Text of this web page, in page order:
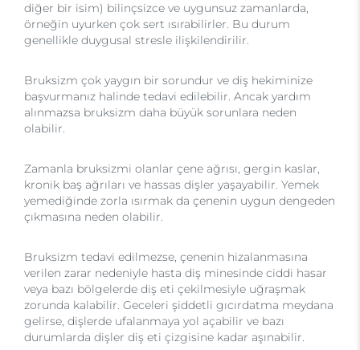
diğer bir isim) bilinçsizce ve uygunsuz zamanlarda,
örneğin uyurken çok sert ısırabilirler. Bu durum
genellikle duygusal stresle ilişkilendirilir.
Bruksizm çok yaygın bir sorundur ve diş hekiminize
başvurmanız halinde tedavi edilebilir. Ancak yardım
alınmazsa bruksizm daha büyük sorunlara neden
olabilir.
Zamanla bruksizmi olanlar çene ağrısı, gergin kaslar,
kronik baş ağrıları ve hassas dişler yaşayabilir. Yemek
yemediğinde zorla ısırmak da çenenin uygun dengeden
çıkmasına neden olabilir.
Bruksizm tedavi edilmezse, çenenin hizalanmasına
verilen zarar nedeniyle hasta diş minesinde ciddi hasar
veya bazı bölgelerde diş eti çekilmesiyle uğraşmak
zorunda kalabilir. Geceleri şiddetli gıcırdatma meydana
gelirse, dişlerde ufalanmaya yol açabilir ve bazı
durumlarda dişler diş eti çizgisine kadar aşınabilir.